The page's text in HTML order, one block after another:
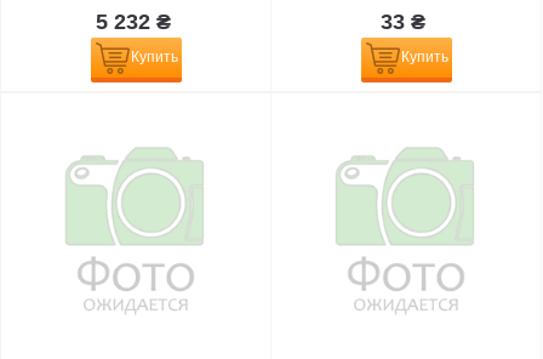
5 232 ₴
Купить
33 ₴
Купить